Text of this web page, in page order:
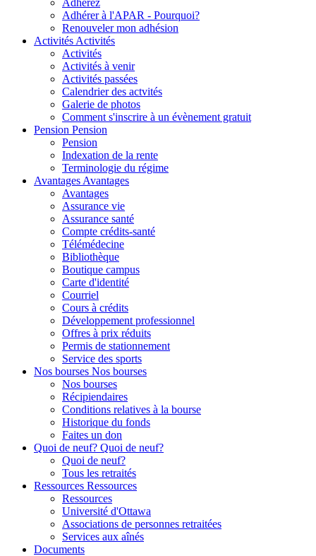
Adhérez
Adhérer à l'APAR - Pourquoi?
Renouveler mon adhésion
Activités Activités
Activités
Activités à venir
Activités passées
Calendrier des actvités
Galerie de photos
Comment s'inscrire à un évènement gratuit
Pension Pension
Pension
Indexation de la rente
Terminologie du régime
Avantages Avantages
Avantages
Assurance vie
Assurance santé
Compte crédits-santé
Télémédecine
Bibliothèque
Boutique campus
Carte d'identité
Courriel
Cours à crédits
Développement professionnel
Offres à prix réduits
Permis de stationnement
Service des sports
Nos bourses Nos bourses
Nos bourses
Récipiendaires
Conditions relatives à la bourse
Historique du fonds
Faites un don
Quoi de neuf? Quoi de neuf?
Quoi de neuf?
Tous les retraités
Ressources Ressources
Ressources
Université d'Ottawa
Associations de personnes retraitées
Services aux aînés
Documents